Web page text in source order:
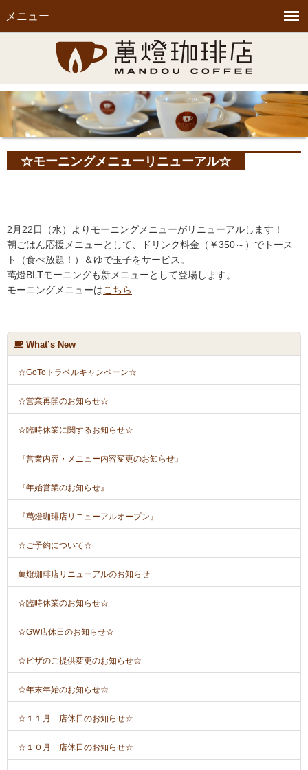
メニュー
☆モーニングメニューリニューアル☆
2月22日（水）よりモーニングメニューがリニューアルします！
朝ごはん応援メニューとして、ドリンク料金（￥350～）でトース
ト（食べ放題！）＆ゆで玉子をサービス。
萬燈BLTモーニングも新メニューとして登場します。
モーニングメニューはこちら
What’s New
☆GoToトラベルキャンペーン☆
☆営業再開のお知らせ☆
☆臨時休業に関するお知らせ☆
『営業内容・メニュー内容変更のお知らせ』
『年始営業のお知らせ』
『萬燈珈琲店リニューアルオープン』
☆ご予約について☆
萬燈珈琲店リニューアルのお知らせ
☆臨時休業のお知らせ☆
☆GW店休日のお知らせ☆
☆ピザのご提供変更のお知らせ☆
☆年末年始のお知らせ☆
☆１１月 店休日のお知らせ☆
☆１０月 店休日のお知らせ☆